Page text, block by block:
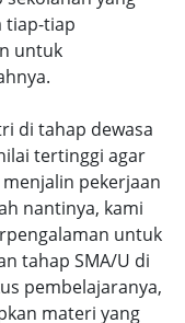
tiap-tiap
untuk
di tahap dewasa
tertinggi agar
pekerjaan
nantinya, kami
untuk
tahap SMA/U di
pembelajaranya,
materi yang